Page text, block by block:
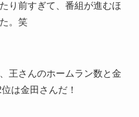
り前すぎて、番組が進むほ
。笑
王さんのホームラン数と金
は金田さんだ！